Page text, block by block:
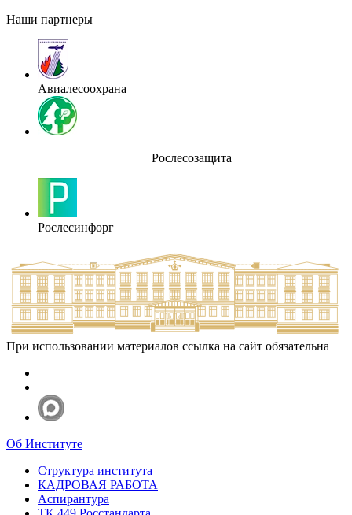
Наши партнеры
Авиалесоохрана
Рослесозащита
Рослесинфорг
При использовании материалов ссылка на сайт обязательна
Об Институте
Структура института
КАДРОВАЯ РАБОТА
Аспирантура